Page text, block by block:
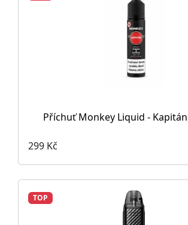
Příchuť Monkey Liquid -
299 Kč
TOP